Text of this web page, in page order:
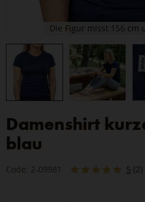
Damenshirt
blau
Code: 2-09981 5 (2)